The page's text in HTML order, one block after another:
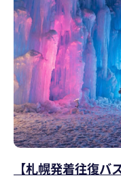
【札幌発着往復